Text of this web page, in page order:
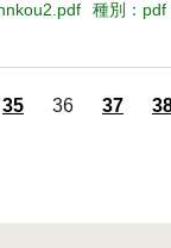
種別：pdf
35 36 37